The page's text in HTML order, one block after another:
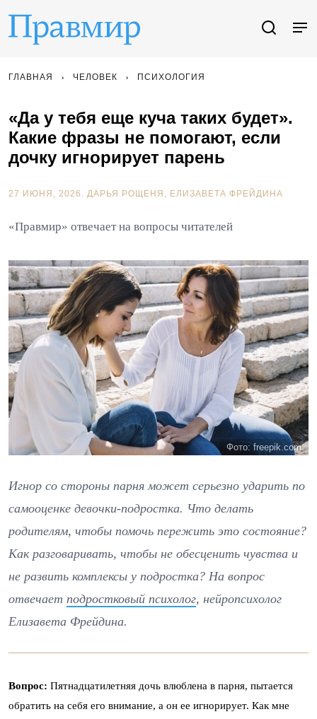
ГЛАВНАЯ ЧЕЛОВЕК ПСИХОЛОГИЯ
«Да у тебя еще куча таких будет».
Какие фразы не помогают, если
дочку игнорирует парень
27 ИЮНЯ, 2026. ДАРЬЯ РОЩЕНЯ ЕЛИЗАВЕТА ФРЕЙДИНА
«Правмир» отвечает на вопросы читателей
Фото: freepik.com
Игнор со стороны парня может серьезно ударить по
самооценке девочки-подростка. Что делать
родителям, чтобы помочь пережить это состояние?
Как разговаривать, чтобы не обесценить чувства и
не развить комплексы у подростка? На вопрос
отвечает подростковый психолог, нейропсихолог
Елизавета Фрейдина.
Вопрос: Пятнадцатилетняя дочь влюблена в парня, пытается
обратить на себя его внимание, а он ее игнорирует. Как мне